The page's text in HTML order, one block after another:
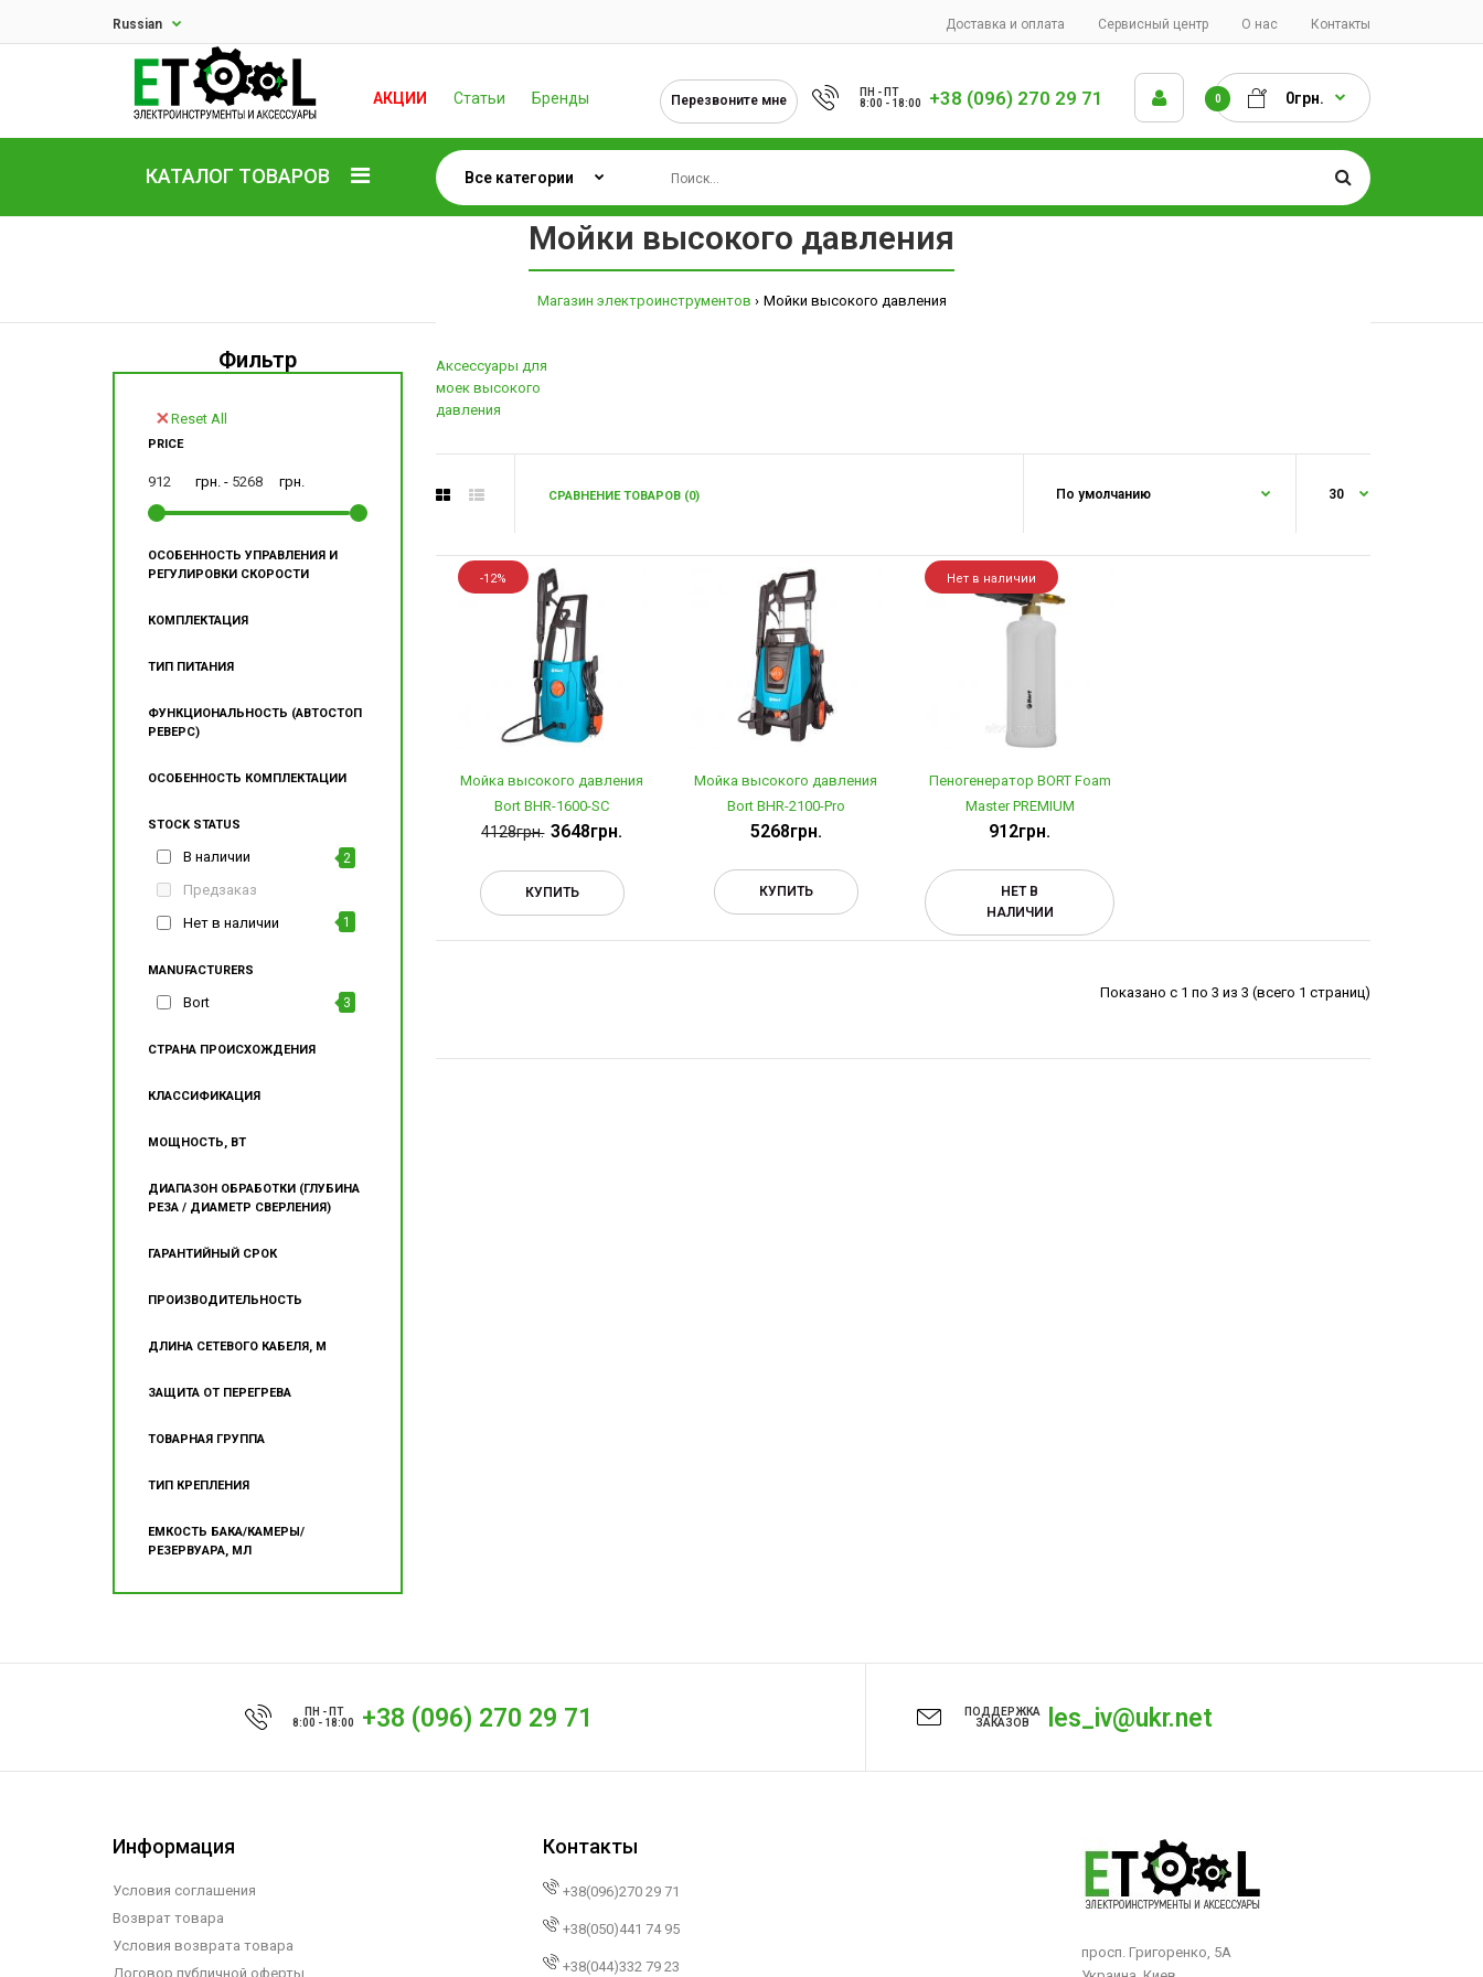
Доставка и оплата Сервисный центр О нас Контакты
Russian
АКЦИИ Статьи Бренды Перезвоните мне
ПН - ПТ
8:00 - 18:00
+38 (096) 270 29 71 0 0грн.
КАТАЛОГ ТОВАРОВ
Мойки высокого давления
Магазин электроинструментов Мойки высокого давления
Фильтр
Reset All
PRICE
грн. - грн.
ОСОБЕННОСТЬ УПРАВЛЕНИЯ И
РЕГУЛИРОВКИ СКОРОСТИ
КОМПЛЕКТАЦИЯ
ТИП ПИТАНИЯ
ФУНКЦИОНАЛЬНОСТЬ (АВТОСТОП
РЕВЕРС)
ОСОБЕННОСТЬ КОМПЛЕКТАЦИИ
STOCK STATUS
В наличии 2
Предзаказ
Нет в наличии
1
MANUFACTURERS
Bort 3
СТРАНА ПРОИСХОЖДЕНИЯ
КЛАССИФИКАЦИЯ
МОЩНОСТЬ, ВТ
ДИАПАЗОН ОБРАБОТКИ (ГЛУБИНА
РЕЗА / ДИАМЕТР СВЕРЛЕНИЯ)
ГАРАНТИЙНЫЙ СРОК
ПРОИЗВОДИТЕЛЬНОСТЬ
ДЛИНА СЕТЕВОГО КАБЕЛЯ, М
ЗАЩИТА ОТ ПЕРЕГРЕВА
ТОВАРНАЯ ГРУППА
ТИП КРЕПЛЕНИЯ
ЕМКОСТЬ БАКА/КАМЕРЫ/
РЕЗЕРВУАРА, МЛ
Аксессуары для
моек высокого
давления
СРАВНЕНИЕ ТОВАРОВ (0)
-12%
Мойка высокого давления
Bort BHR-1600-SC
4128грн. 3648грн.
КУПИТЬ
Мойка высокого давления
Bort BHR-2100-Pro
5268грн.
КУПИТЬ
Нет в наличии
Пеногенератор BORT Foam
Master PREMIUM
912грн.
НЕТ В
НАЛИЧИИ
Показано с 1 по 3 из 3 (всего 1 страниц)
ПН - ПТ
8:00 - 18:00
+38 (096) 270 29 71
ПОДДЕРЖКА
ЗАКАЗОВ
les_iv@ukr.net
Информация
Условия соглашения
Возврат товара
Условия возврата товара
Договор публичной оферты
Контакты
+38(096)270 29 71
+38(050)441 74 95
+38(044)332 79 23
просп. Григоренко, 5А